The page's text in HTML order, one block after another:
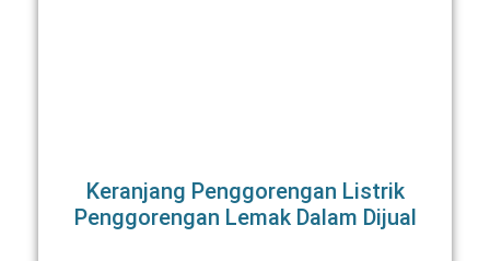
Keranjang Penggorengan Listrik
Penggorengan Lemak Dalam Dijual